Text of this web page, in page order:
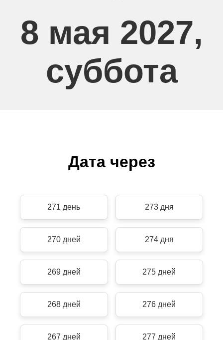
8 мая 2027,
суббота
Дата через
271 день 273 дня
270 дней 274 дня
269 дней 275 дней
268 дней 276 дней
267 дней 277 дней